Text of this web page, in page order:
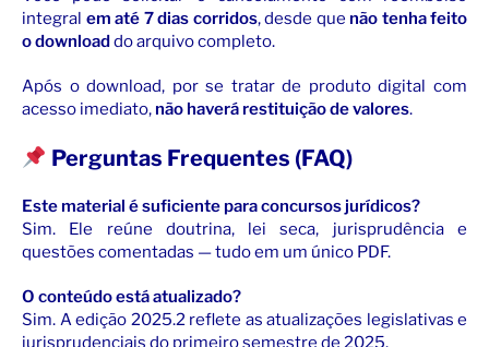
integral em até 7 dias corridos, desde que não tenha feito
o downloaddo arquivo completo.
Após o download, por se tratar de produto digital com
acesso imediato, não haverá restituição de valores.
Perguntas Frequentes (FAQ)
Este material é suficiente para concursos jurídicos?
Sim. Ele reúne doutrina, lei seca, jurisprudência e
questões comentadas — tudo em um único PDF.
O conteúdo está atualizado?
Sim. A edição 2025.2 reflete as atualizações legislativas e
jurisprudenciais do primeiro semestre de 2025.